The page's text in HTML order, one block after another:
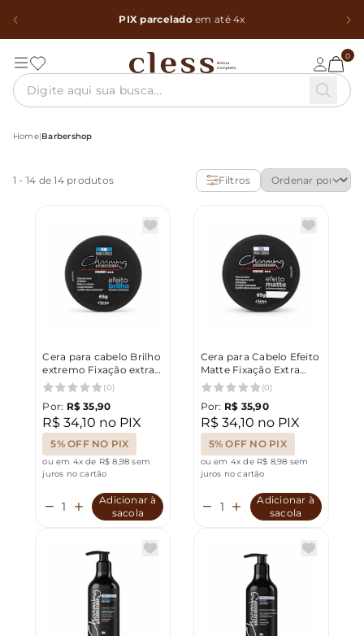
PIX parceladoem até 4x
0
Home|Barbershop
1 - 14 de 14 produtos Filtros
Cera para cabelo Brilho
extremo Fixação extra
forte Barbershop 65g
(0)
Por: R$ 35,90
R$ 34,10 no PIX
5% OFF NO PIX
ou em 4x de R$ 8,98 sem
juros no cartão
Adicionar à
sacola
Cera para Cabelo Efeito
Matte Fixação Extra
Forte Barbershop 65g
(0)
Por: R$ 35,90
R$ 34,10 no PIX
5% OFF NO PIX
ou em 4x de R$ 8,98 sem
juros no cartão
Adicionar à
sacola